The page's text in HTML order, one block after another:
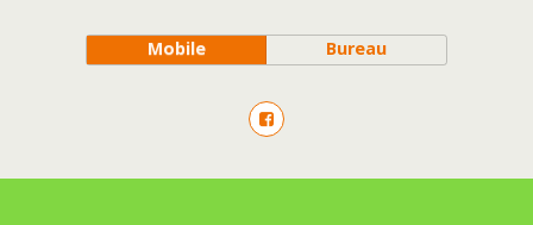
Mobile Bureau